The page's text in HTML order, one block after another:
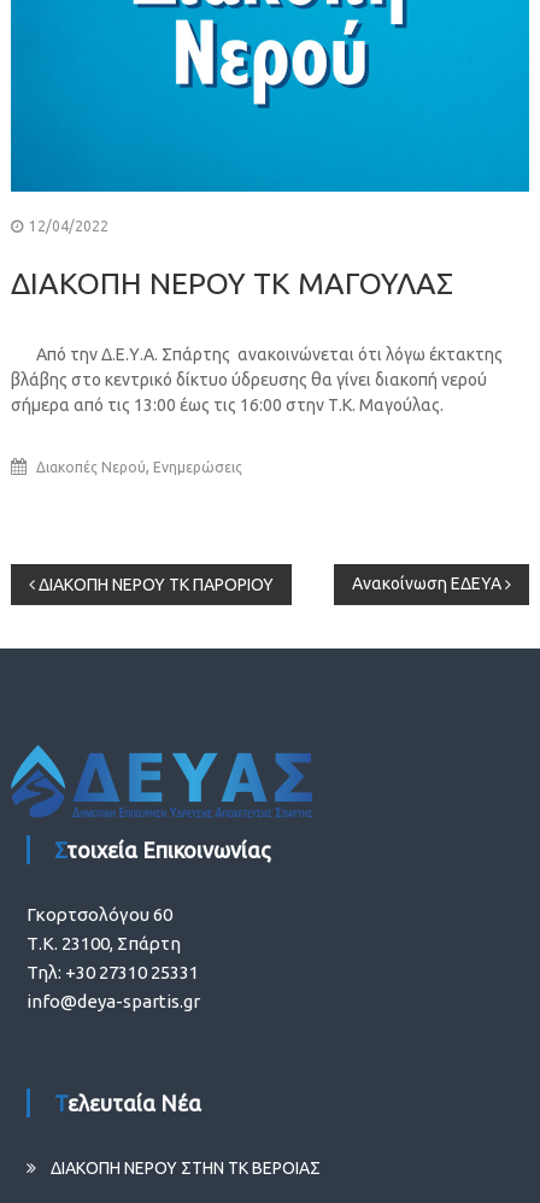
12/04/2022
ΔΙΑΚΟΠΗ ΝΕΡΟΥ ΤΚ ΜΑΓΟΥΛΑΣ
Από την Δ.Ε.Υ.Α. Σπάρτης ανακοινώνεται ότι λόγω έκτακτης
βλάβης στο κεντρικό δίκτυο ύδρευσης θα γίνει διακοπή νερού
σήμερα από τις 13:00 έως τις 16:00 στην Τ.Κ. Μαγούλας.
Διακοπές Νερού, Ενημερώσεις
Πλοήγηση
άρθρων
ΔΙΑΚΟΠΗ ΝΕΡΟΥ ΤΚ ΠΑΡΟΡΙΟΥ Ανακοίνωση ΕΔΕΥΑ
Στοιχεία Επικοινωνίας
Γκορτσολόγου 60
Τ.Κ. 23100, Σπάρτη
Τηλ: +30 27310 25331
info@deya-spartis.gr
Τελευταία Νέα
ΔΙΑΚΟΠΗ ΝΕΡΟΥ ΣΤΗΝ ΤΚ ΒΕΡΟΙΑΣ